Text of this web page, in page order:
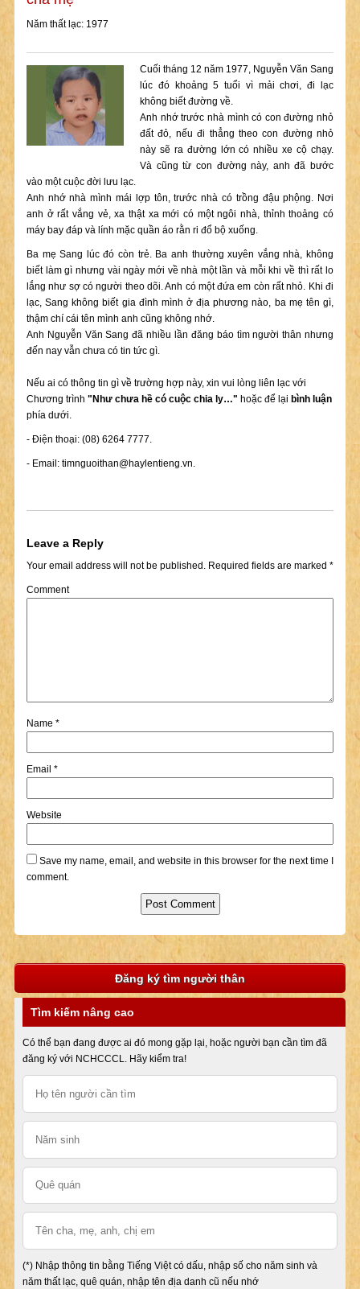
Năm thất lạc: 1977
Cuối tháng 12 năm 1977, Nguyễn Văn Sang
lúc đó khoảng 5 tuổi vì mải chơi, đi lạc
không biết đường về.
Anh nhớ trước nhà mình có con đường nhỏ
đất đỏ, nếu đi thẳng theo con đường nhỏ
này sẽ ra đường lớn có nhiều xe cộ chạy.
Và cũng từ con đường này, anh đã bước
vào một cuộc đời lưu lạc.
Anh nhớ nhà mình mái lợp tôn, trước nhà có trồng đậu phộng. Nơi
anh ở rất vắng vẻ, xa thật xa mới có một ngôi nhà, thỉnh thoảng có
máy bay đáp và lính mặc quần áo rằn ri đổ bộ xuống.
Ba mẹ Sang lúc đó còn trẻ. Ba anh thường xuyên vắng nhà, không
biết làm gì nhưng vài ngày mới về nhà một lần và mỗi khi về thì rất lo
lắng như sợ có người theo dõi. Anh có một đứa em còn rất nhỏ. Khi đi
lạc, Sang không biết gia đình mình ở địa phương nào, ba mẹ tên gì,
thậm chí cái tên mình anh cũng không nhớ.
Anh Nguyễn Văn Sang đã nhiều lần đăng báo tìm người thân nhưng
đến nay vẫn chưa có tin tức gì.
Nếu ai có thông tin gì về trường hợp này, xin vui lòng liên lạc với
Chương trình "Như chưa hề có cuộc chia ly…" hoặc để lại bình luận
phía dưới.
- Điện thoại: (08) 6264 7777.
- Email: timnguoithan@haylentieng.vn.
Leave a Reply
Your email address will not be published.Required fields are marked *
Comment
Name *
Email *
Website
Save my name, email, and website in this browser for the next time I
comment.
Đăng ký tìm người thân
Tìm kiếm nâng cao
Có thể bạn đang được ai đó mong gặp lại, hoặc người bạn cần tìm đã
đăng ký với NCHCCCL. Hãy kiểm tra!
(*) Nhập thông tin bằng Tiếng Việt có dấu, nhập số cho năm sinh và
năm thất lạc, quê quán, nhập tên địa danh cũ nếu nhớ